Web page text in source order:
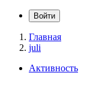
Войти
Главная
juli
Активность